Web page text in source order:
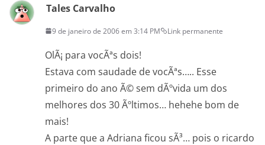
Tales Carvalho
9 de janeiro de 2006 em 3:14 PM Link permanente
OlÃ¡ para vocÃªs dois!
Estava com saudade de vocÃªs….. Esse
primeiro do ano Ã© sem dÃºvida um dos
melhores dos 30 Ãºltimos… hehehe bom de
mais!
A parte que a Adriana ficou sÃ³… pois o ricardo